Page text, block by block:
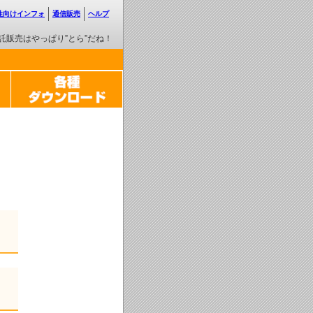
販売はやっぱり”とら”だね！
向けインフォ 通信販売 ヘルプ